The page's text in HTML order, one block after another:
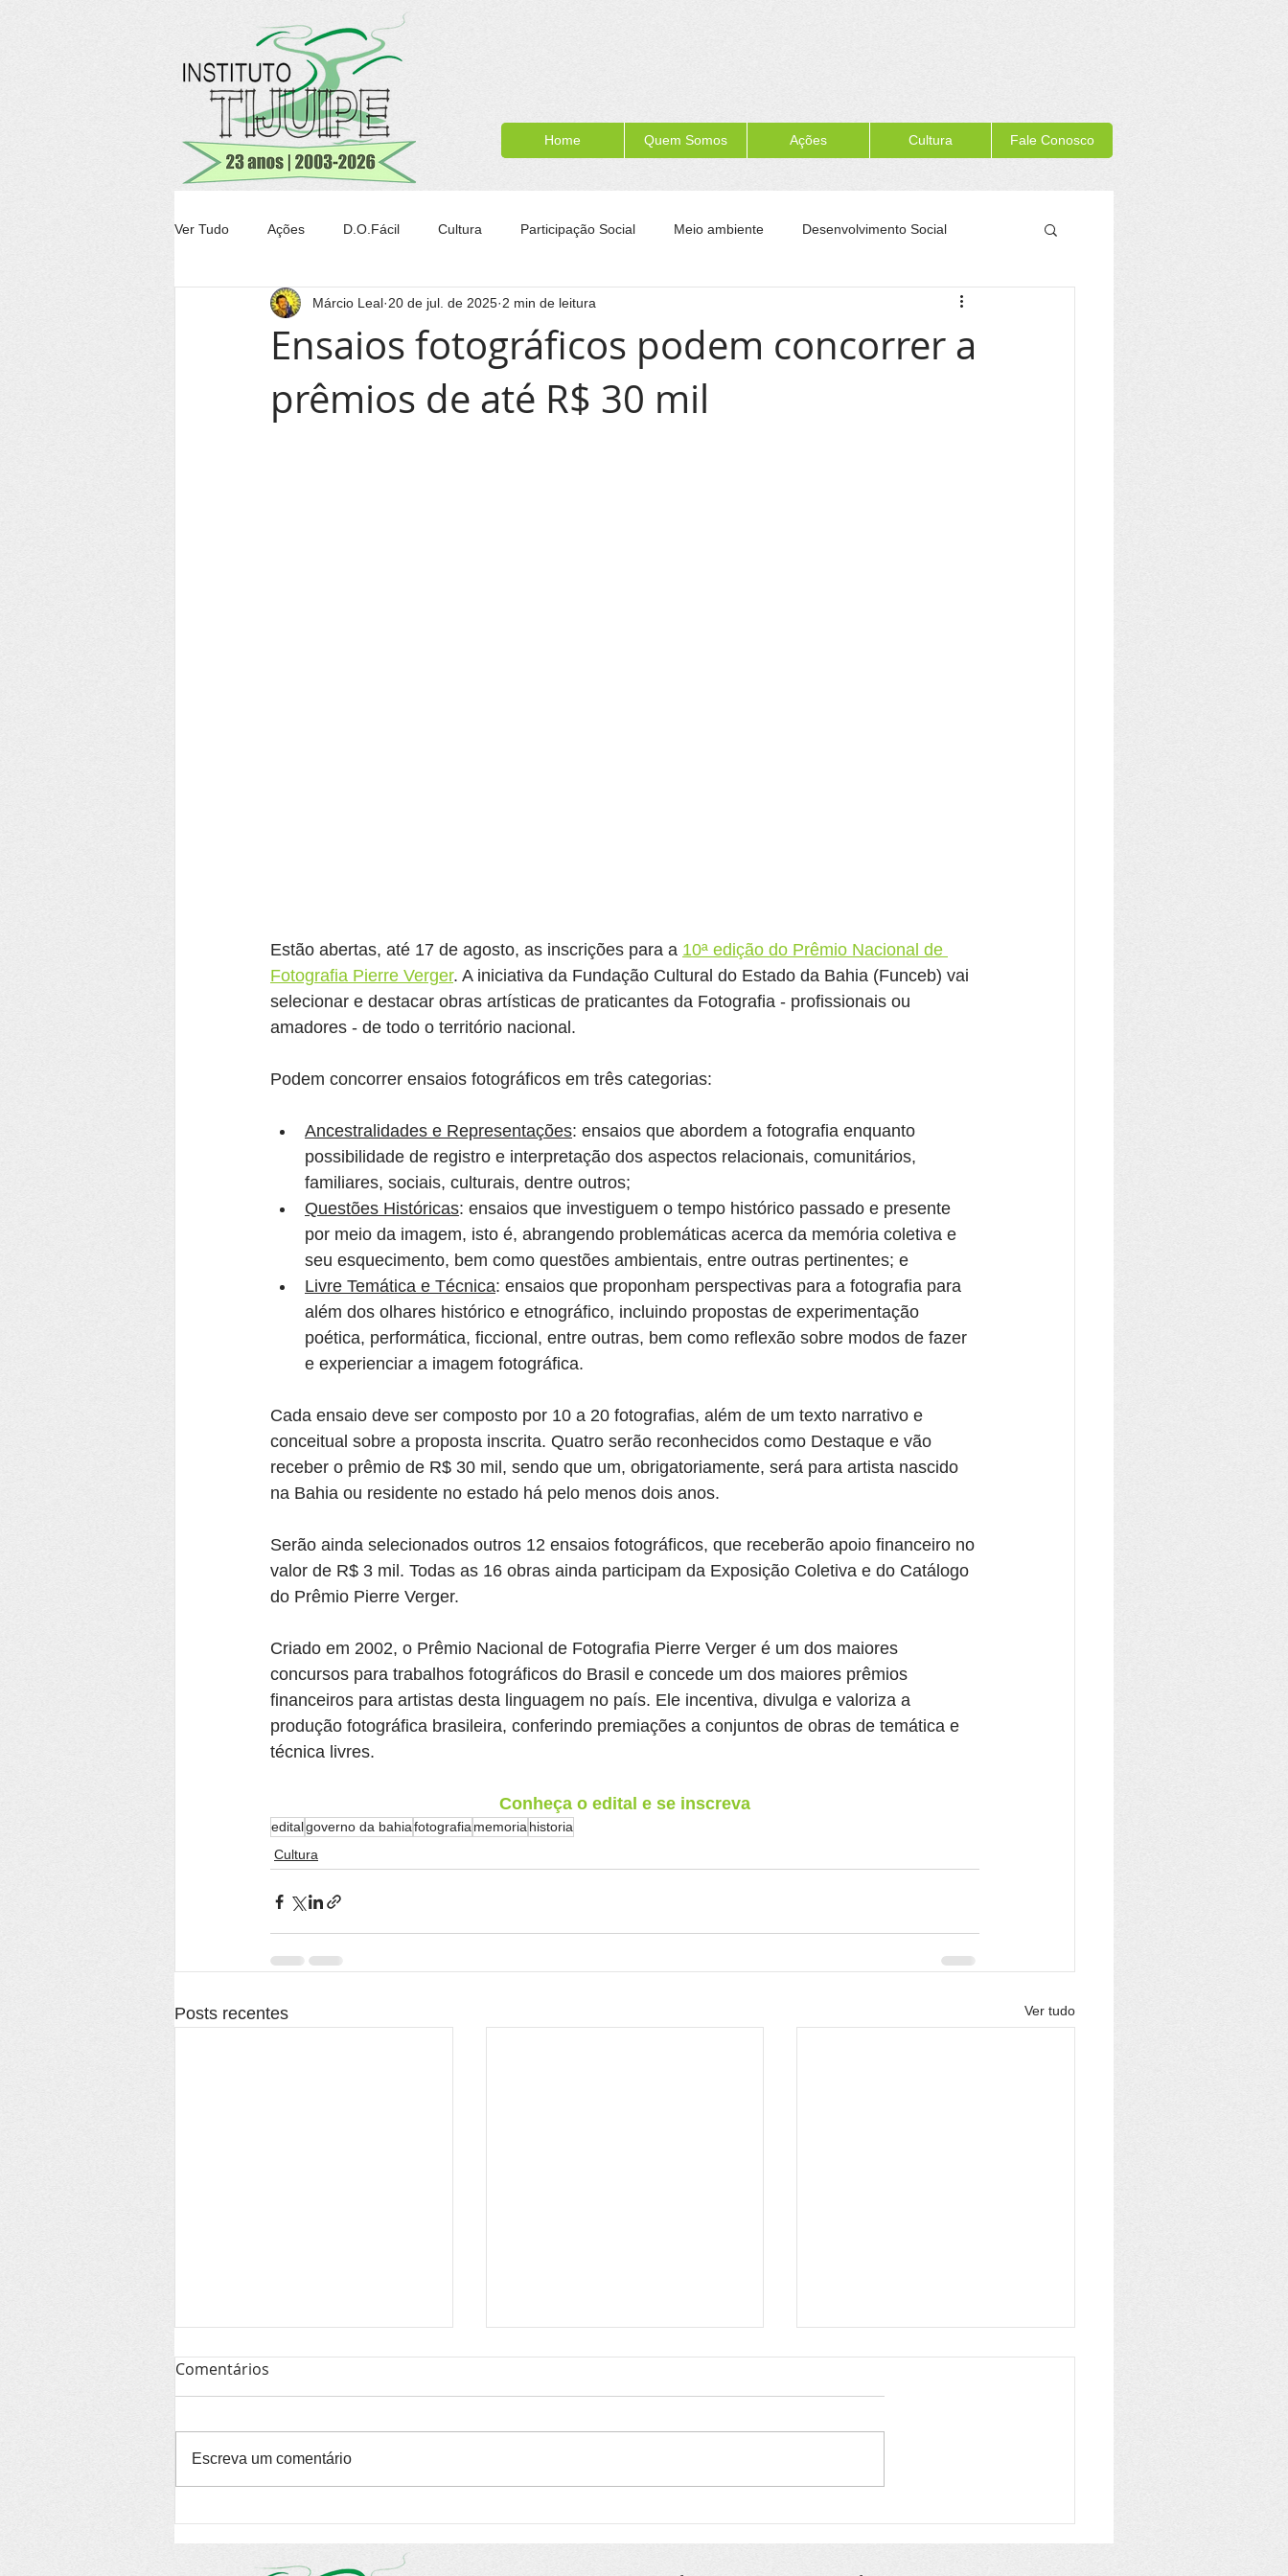
Home Quem Somos Ações Cultura Fale Conosco
Ver Tudo Ações D.O.Fácil Cultura Participação Social Meio ambiente Desenvolvimento Social
Agricultura Transparência Tijuípe Formação para a cidadania Memória Itacaré
Ensaios fotográficos podem concorrer a
prêmios de até R$ 30 mil
Márcio Leal 20 de jul. de 2025 2 min de leitura
Estão abertas, até 17 de agosto, as inscrições para a 10ª edição do Prêmio Nacional de
Fotografia Pierre Verger. A iniciativa da Fundação Cultural do Estado da Bahia (Funceb) vai
selecionar e destacar obras artísticas de praticantes da Fotografia - profissionais ou
amadores - de todo o território nacional.
Podem concorrer ensaios fotográficos em três categorias:
Ancestralidades e Representações: ensaios que abordem a fotografia enquanto
possibilidade de registro e interpretação dos aspectos relacionais, comunitários,
familiares, sociais, culturais, dentre outros;
Questões Históricas: ensaios que investiguem o tempo histórico passado e presente
por meio da imagem, isto é, abrangendo problemáticas acerca da memória coletiva e
seu esquecimento, bem como questões ambientais, entre outras pertinentes; e
Livre Temática e Técnica: ensaios que proponham perspectivas para a fotografia para
além dos olhares histórico e etnográfico, incluindo propostas de experimentação
poética, performática, ficcional, entre outras, bem como reflexão sobre modos de fazer
e experienciar a imagem fotográfica.
Cada ensaio deve ser composto por 10 a 20 fotografias, além de um texto narrativo e
conceitual sobre a proposta inscrita. Quatro serão reconhecidos como Destaque e vão
receber o prêmio de R$ 30 mil, sendo que um, obrigatoriamente, será para artista nascido
na Bahia ou residente no estado há pelo menos dois anos.
Serão ainda selecionados outros 12 ensaios fotográficos, que receberão apoio financeiro no
valor de R$ 3 mil. Todas as 16 obras ainda participam da Exposição Coletiva e do Catálogo
do Prêmio Pierre Verger.
Criado em 2002, o Prêmio Nacional de Fotografia Pierre Verger é um dos maiores
concursos para trabalhos fotográficos do Brasil e concede um dos maiores prêmios
financeiros para artistas desta linguagem no país. Ele incentiva, divulga e valoriza a
produção fotográfica brasileira, conferindo premiações a conjuntos de obras de temática e
técnica livres.
Conheça o edital e se inscreva
editalgoverno da bahiafotografiamemoriahistoria
Cultura
Posts recentes Ver tudo
gratuito chega a Itacaré e
Serra Grande
Prêmios “Itacaré, Capital da
Divulgado o resultado
Comentários
Escreva um comentário